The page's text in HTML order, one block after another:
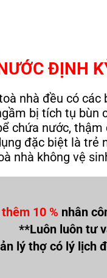
ĐỊNH
nhà đều có
bị tích tụ
chứa nước,
đặc biệt là trẻ
nhà không vệ
10 % nhân
**Luôn luôn tư
lý thợ có lý lịch